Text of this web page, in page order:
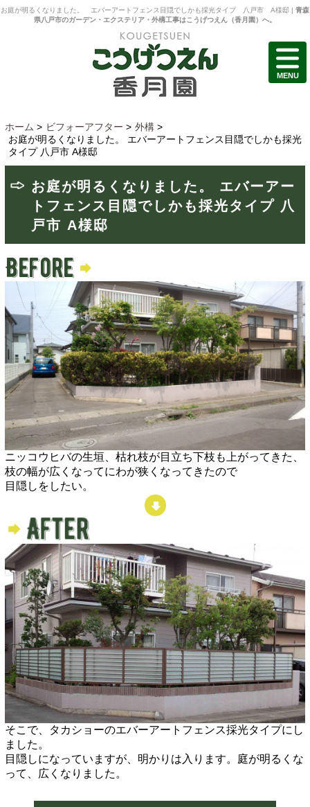
お庭が明るくなりました。 エバーアートフェンス目隠でしかも採光タイプ 八戸市 A様邸 | 青森
県八戸市のガーデン・エクステリア・外構工事はこうげつえん（香月園）へ。
ホーム > ビフォーアフター > 外構 >
お庭が明るくなりました。 エバーアートフェンス目隠でしかも採光
タイプ 八戸市 A様邸
お庭が明るくなりました。 エバーアー
トフェンス目隠でしかも採光タイプ 八
戸市 A様邸
ニッコウヒバの生垣、枯れ枝が目立ち下枝も上がってきた、
枝の幅が広くなってにわが狭くなってきたので
目隠しをしたい。
そこで、タカショーのエバーアートフェンス採光タイプにし
ました。
目隠しになっていますが、明かりは入ります。 庭が明るくな
って、広くなりました。
MENU